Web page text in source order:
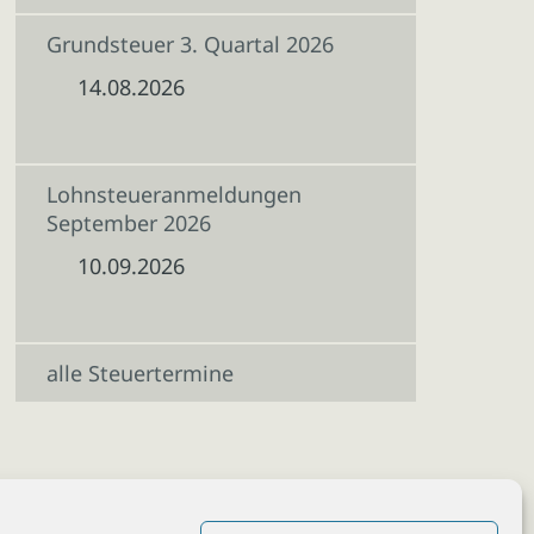
Grundsteuer 3. Quartal 2026
14.08.2026
Lohnsteueranmeldungen
September 2026
10.09.2026
alle Steuertermine